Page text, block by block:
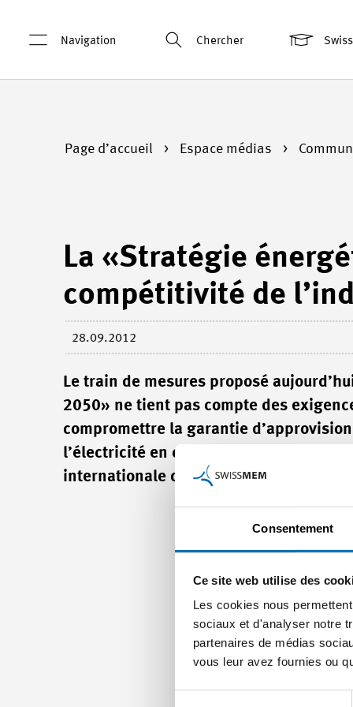
Consentement
Ce site web utilise des
Les cookies nous
sociaux et d'analyser notre
partenaires de médias
vous leur avez fournies ou
Navigation Chercher
Page d’accueil Espace médias
La «Stratégie
compétitivité de
28.09.2012
Le train de mesures proposé
2050» ne tient pas compte des
compromettre la garantie
l’électricité en comparaison avec
internationale de la place industrielle